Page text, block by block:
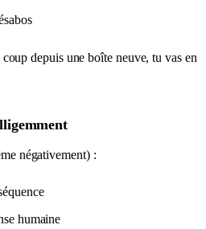
depuis une boîte neuve, tu vas en
négativement) :
humaine